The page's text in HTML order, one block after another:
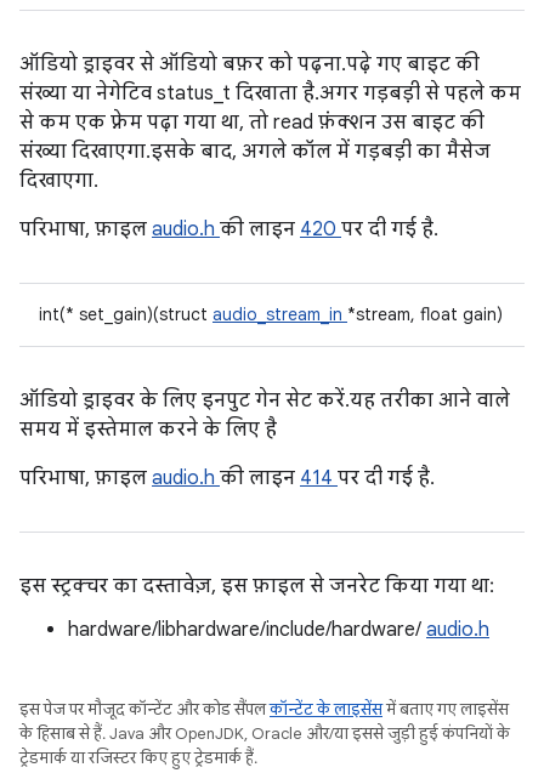
ऑडियो ड्राइवर से ऑडियो बफ़र को पढ़ना. पढ़े गए बाइट की
संख्या या नेगेटिव status_t दिखाता है. अगर गड़बड़ी से पहले कम
से कम एक फ़्रेम पढ़ा गया था, तो read फ़ंक्शन उस बाइट की
संख्या दिखाएगा. इसके बाद, अगले कॉल में गड़बड़ी का मैसेज
दिखाएगा.
परिभाषा, फ़ाइल audio.h की लाइन 420 पर दी गई है.
int(* set_gain)(struct audio_stream_in *stream, float gain)
ऑडियो ड्राइवर के लिए इनपुट गेन सेट करें. यह तरीका आने वाले
समय में इस्तेमाल करने के लिए है
परिभाषा, फ़ाइल audio.h की लाइन 414 पर दी गई है.
इस स्ट्रक्चर का दस्तावेज़, इस फ़ाइल से जनरेट किया गया था:
hardware/libhardware/include/hardware/ audio.h
इस पेज पर मौजूद कॉन्टेंट और कोड सैंपलकॉन्टेंट के लाइसेंसमें बताए गए लाइसेंस
के हिसाब से हैं. Java और OpenJDK, Oracle और/या इससे जुड़ी हुई कंपनियों के
ट्रेडमार्क या रजिस्टर किए हुए ट्रेडमार्क हैं.